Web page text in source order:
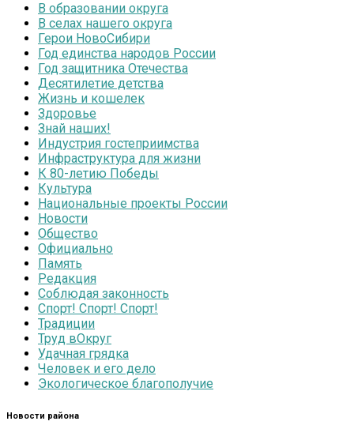
В образовании округа
В селах нашего округа
Герои НовоСибири
Год единства народов России
Год защитника Отечества
Десятилетие детства
Жизнь и кошелек
Здоровье
Знай наших!
Индустрия гостеприимства
Инфраструктура для жизни
К 80-летию Победы
Культура
Национальные проекты России
Новости
Общество
Официально
Память
Редакция
Соблюдая законность
Спорт! Спорт! Спорт!
Традиции
Труд вОкруг
Удачная грядка
Человек и его дело
Экологическое благополучие
Новости района